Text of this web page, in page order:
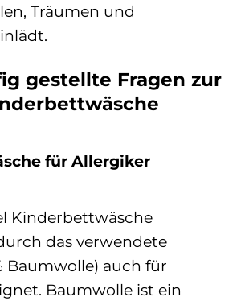
Träumen und
gestellte Fragen zur
für Allergiker
Kinderbettwäsche
das verwendete
Baumwolle) auch für
Baumwolle ist ein